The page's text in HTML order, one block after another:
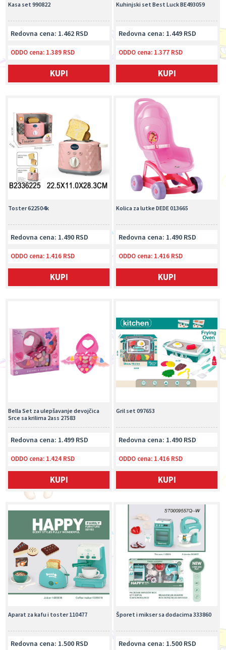
Kuhinjski set Best Luck BE493059
Redovna cena: 1.449 RSD
ODDO cena: 1.377 RSD
KUPI
Kasa set 990822
Redovna cena: 1.462 RSD
ODDO cena: 1.389 RSD
KUPI
Kolica za lutke DEDE 013665
Redovna cena: 1.490 RSD
ODDO cena: 1.416 RSD
KUPI
Toster 622504k
Redovna cena: 1.490 RSD
ODDO cena: 1.416 RSD
KUPI
Gril set 097653
Redovna cena: 1.490 RSD
ODDO cena: 1.416 RSD
KUPI
Bella Set za ulepšavanje devojčica
Srce sa krilima 2ass 27583
Redovna cena: 1.499 RSD
ODDO cena: 1.424 RSD
KUPI
Šporet i mikser sa dodacima 333860
Redovna cena: 1.500 RSD
Aparat za kafu i toster 110477
Redovna cena: 1.500 RSD